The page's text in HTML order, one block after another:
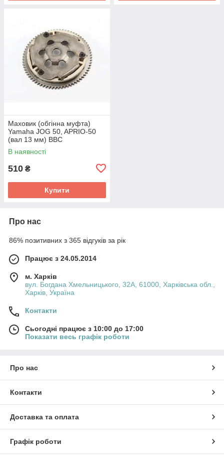
Маховик (обгінна муфта)
Yamaha JOG 50, APRIO-50
(вал 13 мм) BBC
В наявності
510 ₴
Купити
Про нас
86% позитивних з 365 відгуків за рік
Працює з 24.05.2014
м. Харків
вул. Богдана Хмельницького, 32А, 61000, Харківська обл.,
Харків, Україна
Контакти
Сьогодні працює з 10:00 до 17:00
Показати весь графік роботи
Про нас
Контакти
Доставка та оплата
Графік роботи